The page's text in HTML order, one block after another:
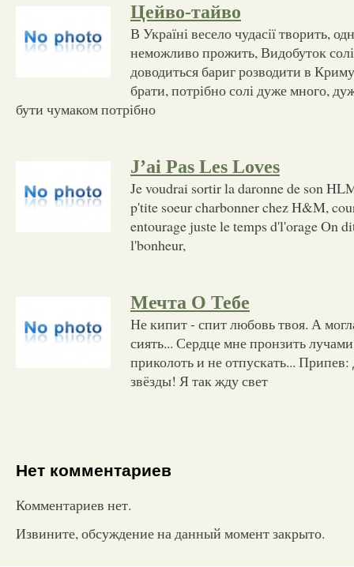
Цейво-тайво
В Україні весело чудасії творить,
неможливо прожить, Видобуток
доводиться бариг розводити в
брати, потрібно солі дуже много,
бути чумаком потрібно
J’ai Pas Les Loves
Je voudrai sortir la daronne de son
p'tite soeur charbonner chez H&M,
entourage juste le temps d'l'orage On
l'bonheur,
Мечта О Тебе
Не кипит - спит любовь твоя. А
сиять... Сердце мне пронзить
приколоть и не отпускать...
звёзды! Я так жду свет
Нет комментариев
Комментариев нет.
Извините, обсуждение на данный момент закрыто.